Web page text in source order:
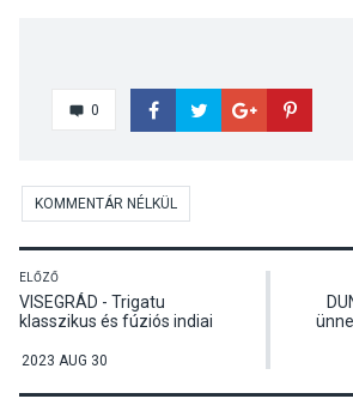
0
KOMMENTÁR NÉLKÜL
ELŐZŐ
VISEGRÁD - Trigatu
klasszikus és fúziós indiai
2023 AUG 30